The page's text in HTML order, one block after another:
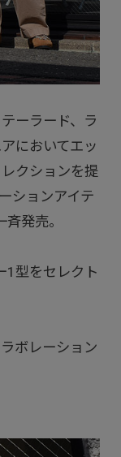
ーラード、ラ
においてエッ
クションを提
ションアイテ
発売。
1型をセレクト
ボレーション